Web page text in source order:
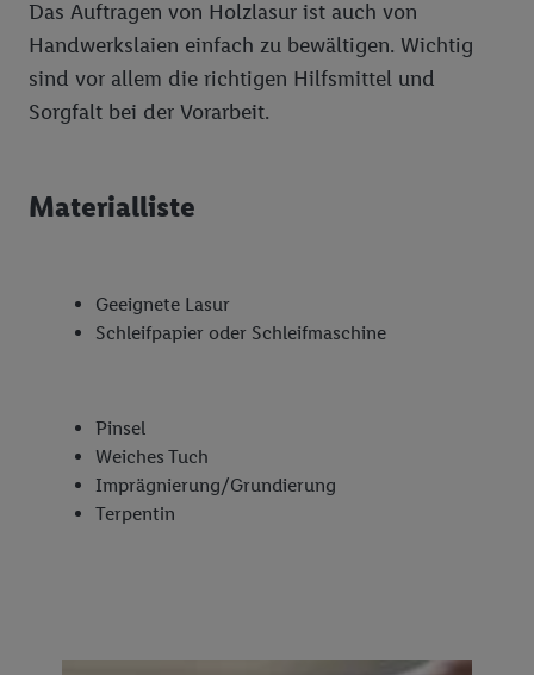
Das Auftragen von Holzlasur ist auch von
Handwerkslaien einfach zu bewältigen. Wichtig
sind vor allem die richtigen Hilfsmittel und
Sorgfalt bei der Vorarbeit.
Materialliste
Geeignete Lasur
Schleifpapier oder Schleifmaschine
Pinsel
Weiches Tuch
Imprägnierung/Grundierung
Terpentin